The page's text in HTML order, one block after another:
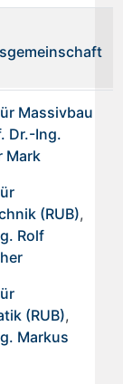
Massivbau
Dr.-Ing.
Mark
(RUB),
Rolf
(RUB),
Markus